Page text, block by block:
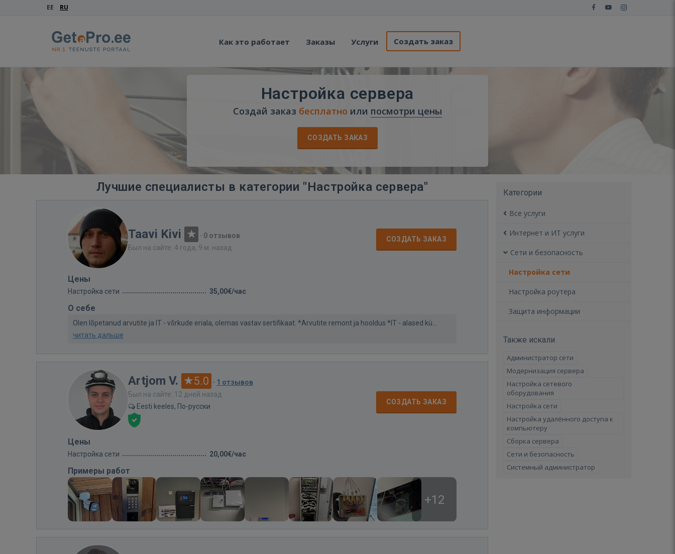
EE RU
Как это работает Заказы Услуги Создать заказ
Настройка сервера
Создай заказ бесплатно или посмотри цены
СОЗДАТЬ ЗАКАЗ
Лучшие специалисты в категории "Настройка сервера"
Taavi Kivi · 0 отзывов
Был на сайте: 4 года, 9 м. назад
СОЗДАТЬ ЗАКАЗ
Цены
Настройка сети 35,00€/час
О себе
Olen lõpetanud arvutite ja IT - võrkude eriala, olemas vastav sertifikaat. *Arvutite remont ja hooldus *IT - alased kü...
читать дальше
Artjom V. 5.0 · 1 отзывов
Был на сайте: 12 дней назад
Eesti keeles, По-русски
СОЗДАТЬ ЗАКАЗ
Цены
Настройка сети 20,00€/час
Примеры работ
+12
Категории
Все услуги
Интернет и ИТ услуги
Сети и безопасность
Настройка сети
Настройка роутера
Защита информации
Также искали
Администратор сети
Модернизация сервера
Настройка сетевого
оборудования
Настройка сети
Настройка удалённого доступа к
компьютеру
Сборка сервера
Сети и безопасность
Системный администратор